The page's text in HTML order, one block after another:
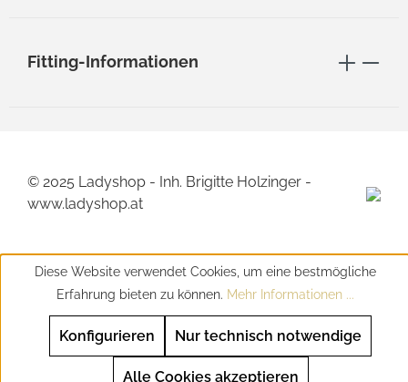
Fitting-Informationen
© 2025 Ladyshop - Inh. Brigitte Holzinger -
www.ladyshop.at
Diese Website verwendet Cookies, um eine bestmögliche
Erfahrung bieten zu können. Mehr Informationen ...
Nur technisch notwendige
Konfigurieren
Alle Cookies akzeptieren